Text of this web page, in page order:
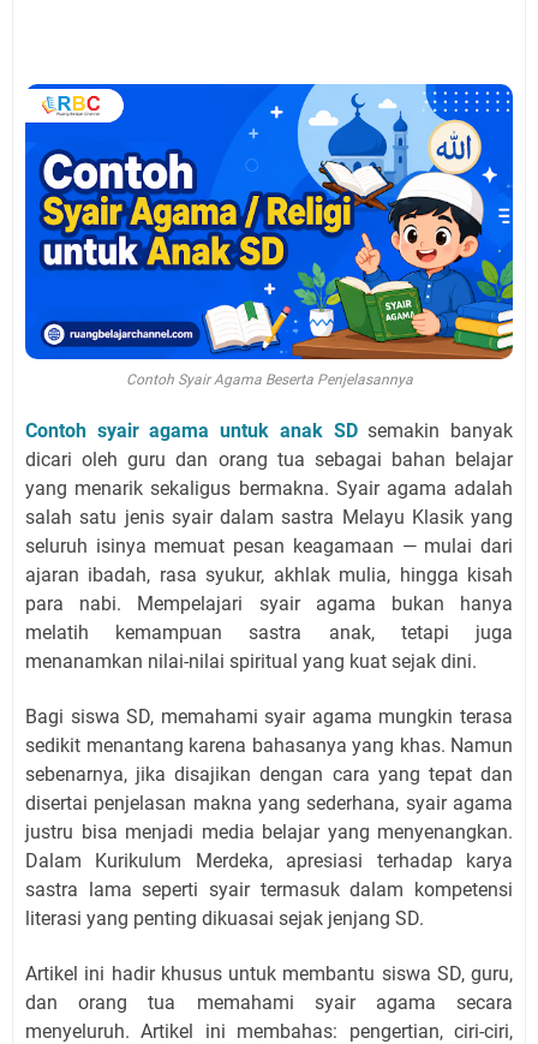
Contoh Syair Agama Beserta Penjelasannya
Contoh syair agama untuk anak SDsemakin banyak
dicari oleh guru dan orang tua sebagai bahan belajar
yang menarik sekaligus bermakna. Syair agama adalah
salah satu jenis syair dalam sastra Melayu Klasik yang
seluruh isinya memuat pesan keagamaan — mulai dari
ajaran ibadah, rasa syukur, akhlak mulia, hingga kisah
para nabi. Mempelajari syair agama bukan hanya
melatih kemampuan sastra anak, tetapi juga
menanamkan nilai-nilai spiritual yang kuat sejak dini.
Bagi siswa SD, memahami syair agama mungkin terasa
sedikit menantang karena bahasanya yang khas. Namun
sebenarnya, jika disajikan dengan cara yang tepat dan
disertai penjelasan makna yang sederhana, syair agama
justru bisa menjadi media belajar yang menyenangkan.
Dalam Kurikulum Merdeka, apresiasi terhadap karya
sastra lama seperti syair termasuk dalam kompetensi
literasi yang penting dikuasai sejak jenjang SD.
Artikel ini hadir khusus untuk membantu siswa SD, guru,
dan orang tua memahami syair agama secara
menyeluruh. Artikel ini membahas: pengertian, ciri-ciri,